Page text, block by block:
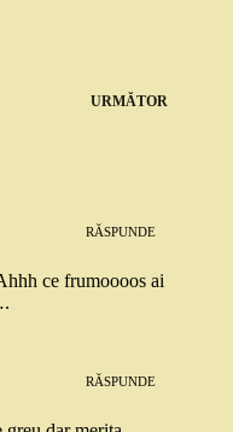
URMĂTOR
RĂSPUNDE
ce frumoooos ai
RĂSPUNDE